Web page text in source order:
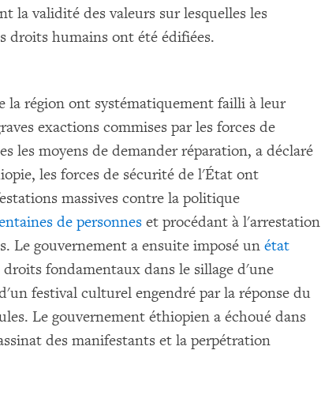
la validité des valeurs sur lesquelles les
droits humains ont été édifiées.
la région ont systématiquement failli à leur
exactions commises par les forces de
les moyens de demander réparation, a déclaré
les forces de sécurité de l'État ont
massives contre la politique
de personnes et procédant à l'arrestation
Le gouvernement a ensuite imposé un état
fondamentaux dans le sillage d'une
festival culturel engendré par la réponse du
Le gouvernement éthiopien a échoué dans
des manifestants et la perpétration